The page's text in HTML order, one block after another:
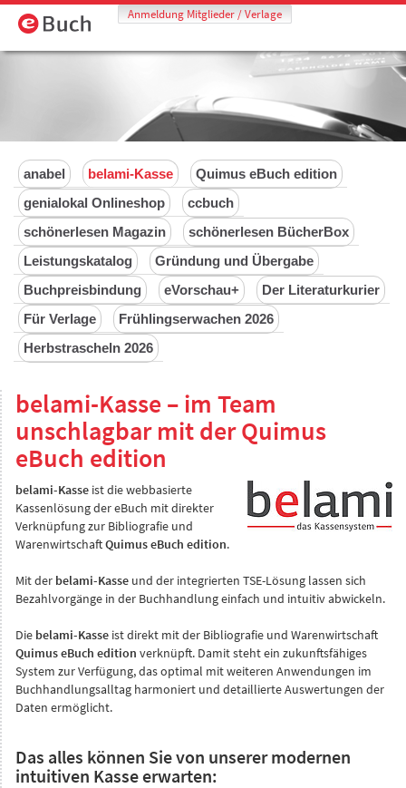
Anmeldung Mitglieder / Verlage
anabel belami-Kasse
Quimus eBuch edition
genialokal Onlineshop
ccbuch
schönerlesen Magazin
schönerlesen BücherBox
Leistungskatalog
Gründung und Übergabe
Buchpreisbindung
eVorschau+
Der Literaturkurier
Für Verlage
Frühlingserwachen 2026
Herbstrascheln 2026
belami-Kasse – im Team
unschlagbar mit der Quimus
eBuch edition
belami-Kasse ist die webbasierte
Kassenlösung der eBuch mit direkter
Verknüpfung zur Bibliografie und
WarenwirtschaftQuimus eBuch edition.
Mit der belami-Kasse und der integrierten TSE-Lösung lassen sich
Bezahlvorgänge in der Buchhandlung einfach und intuitiv abwickeln.
Die belami-Kasse ist direkt mit der Bibliografie und Warenwirtschaft
Quimus eBuch edition verknüpft. Damit steht ein zukunftsfähiges
System zur Verfügung, das optimal mit weiteren Anwendungen im
Buchhandlungsalltag harmoniert und detaillierte Auswertungen der
Daten ermöglicht.
Das alles können Sie von unserer modernen
intuitiven Kasse erwarten: